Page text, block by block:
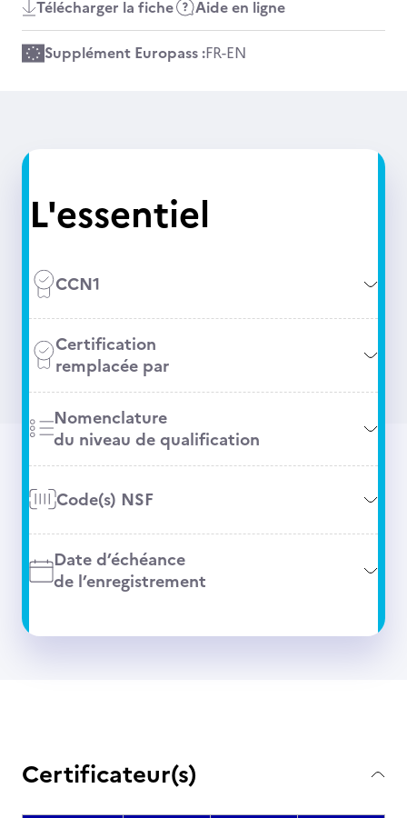
Télécharger la fiche Aide en ligne
Supplément Europass :FR-EN
L'essentiel
CCN1
Certification
remplacée par
Nomenclature
du niveau de qualification
Code(s) NSF
Date d’échéance
de l’enregistrement
Certificateur(s)